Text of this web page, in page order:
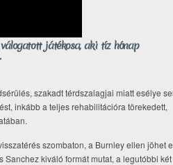
játékosa, aki tíz hónap
szakadt térdszalagjai miatt esélye
inkább a teljes rehabilitációra törekedett,
szombaton, a Burnley ellen jöhet
kiváló formát mutat, a legutóbbi két